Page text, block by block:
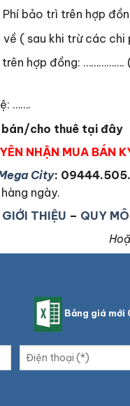
Phí bảo trì trên hợp
về ( sau khi trừ các
hợp đồng:
…….
cho thuê tại đây
NHẬN MUA BÁN
City:
ngày.
GIỚI THIỆU – QUY MÔ
Bảng giá